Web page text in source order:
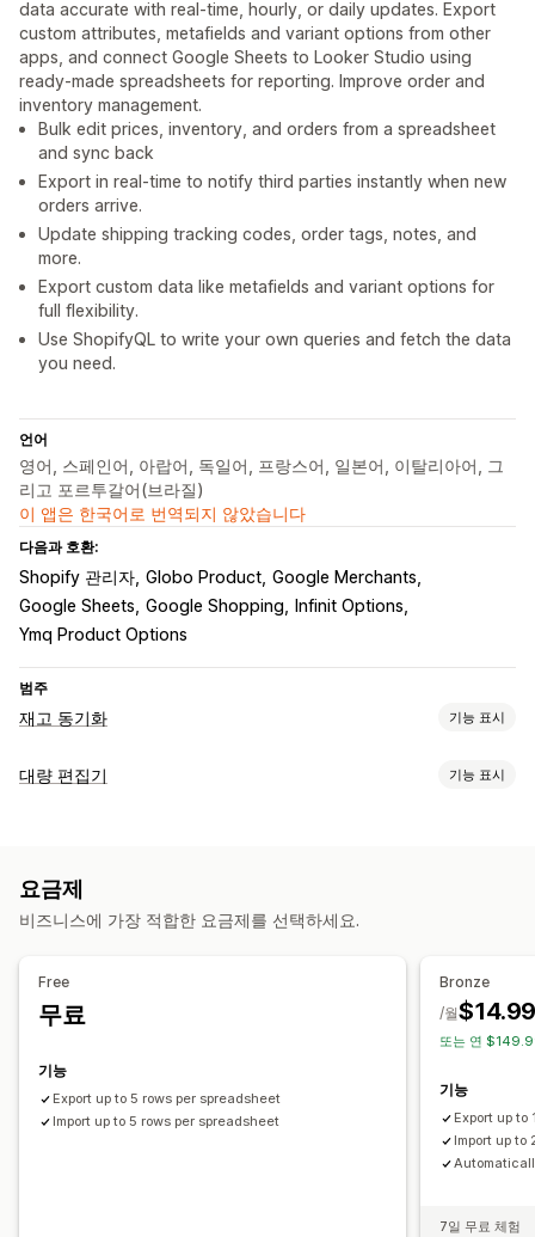
data accurate with real-time, hourly, or daily updates. Export
custom attributes, metafields and variant options from other
apps, and connect Google Sheets to Looker Studio using
ready-made spreadsheets for reporting. Improve order and
inventory management.
Bulk edit prices, inventory, and orders from a spreadsheet
and sync back
Export in real-time to notify third parties instantly when new
orders arrive.
Update shipping tracking codes, order tags, notes, and
more.
Export custom data like metafields and variant options for
full flexibility.
Use ShopifyQL to write your own queries and fetch the data
you need.
언어
영어, 스페인어, 아랍어, 독일어, 프랑스어, 일본어, 이탈리아어, 그
리고 포르투갈어(브라질)
이 앱은 한국어로 번역되지 않았습니다
다음과 호환:
Shopify 관리자 Globo Product Google Merchants
Google Sheets Google Shopping
Infinit Options
Ymq Product Options
범주
재고 동기화 기능 표시
동기화 유형
알림 및 보고서
자동화된 알림
주문 업데이트 오류 보고서
과거 보고서
대량 편집기 기능 표시
SKU(재고 관리 코드) 및 바코드
컬렉션
대량 삭제
데이터 동기화
백업 검색 및 필터링
요금제
비즈니스에 가장 적합한 요금제를 선택하세요.
Free
무료
기능
Export up to 5 rows per spreadsheet
Import up to 5 rows per spreadsheet
Bronze
/월
또는 연
기능
Export up
Import up
7일 무료 체험